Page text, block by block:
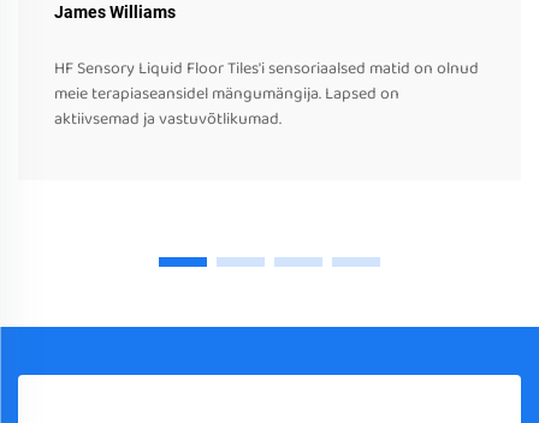
James Williams
HF Sensory Liquid Floor Tiles'i sensoriaalsed matid on olnud
meie terapiaseansidel mängumängija. Lapsed on
aktiivsemad ja vastuvõtlikumad.